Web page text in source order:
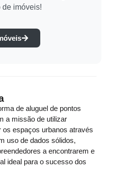
de imóveis!
de aluguel de pontos
a missão de utilizar
espaços urbanos através
uso de dados sólidos,
a encontrarem e
ideal para o sucesso dos